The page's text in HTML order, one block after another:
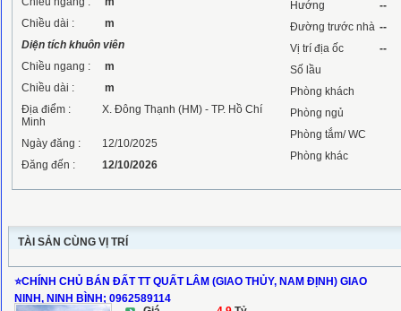
Chiều dài :
m
Diện tích khuôn viên
Chiều ngang :
m
Chiều dài :
m
Địa điểm :
X. Đông Thạnh (HM) - TP. Hồ Chí
Minh
Ngày đăng :
12/10/2025
Đăng đến :
12/10/2026
Hướng
--
Đường trước nhà --
Vị trí địa ốc
--
Số lầu
Phòng khách
Phòng ngủ
Phòng tắm/ WC
Phòng khác
TÀI SẢN CÙNG VỊ TRÍ
⭐️CHÍNH CHỦ BÁN ĐẤT TT QUẤT LÂM (GIAO THỦY, NAM ĐỊNH) GIAO
NINH, NINH BÌNH; 0962589114